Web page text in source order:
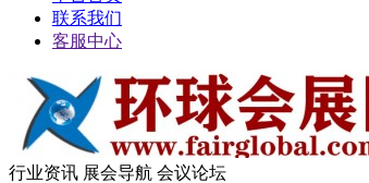
联系我们
客服中心
行业资讯 展会导航 会议论坛